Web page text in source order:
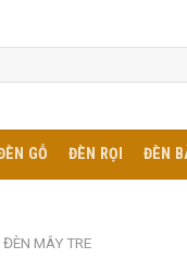
GỖ ĐÈN RỌI ĐÈN
ĐÈN MÂY TRE